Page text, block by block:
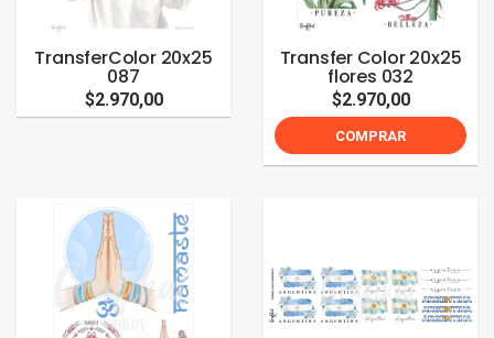
TransferColor 20x25
087
$2.970,00
Transfer Color 20x25
flores 032
$2.970,00
COMPRAR